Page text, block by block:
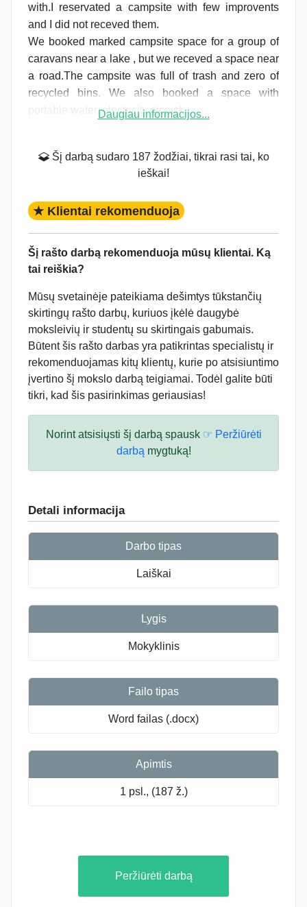
with.I reservated a campsite with few improvents
and I did not receved them.
We booked marked campsite space for a group of
caravans near a lake , but we receved a space near
a road.The campsite was full of trash and zero of
recycled bins. We also booked a space with
portable water, electricity,picnick...
Daugiau informacijos...
Šį darbą sudaro 187 žodžiai, tikrai rasi tai, ko
ieškai!
★ Klientai rekomenduoja
Šį rašto darbą rekomenduoja mūsų klientai. Ką
tai reiškia?
Mūsų svetainėje pateikiama dešimtys tūkstančių
skirtingų rašto darbų, kuriuos įkėlė daugybė
moksleivių ir studentų su skirtingais gabumais.
Būtent šis rašto darbas yra patikrintas specialistų ir
rekomenduojamas kitų klientų, kurie po atsisiuntimo
įvertino šį mokslo darbą teigiamai. Todėl galite būti
tikri, kad šis pasirinkimas geriausias!
Norint atsisiųsti šį darbą spausk ☞ Peržiūrėti
darbą mygtuką!
Detali informacija
Darbo tipas
Laiškai
Lygis
Mokyklinis
Failo tipas
Word failas (.docx)
Apimtis
1 psl., (187 ž.)
Peržiūrėti darbą